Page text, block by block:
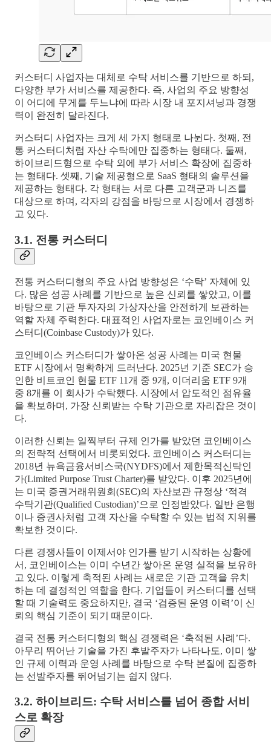
커스터디 사업자는 대체로 수탁 서비스를 기반으로 하되,
다양한 부가 서비스를 제공한다. 즉, 사업의 주요 방향성
이 어디에 무게를 두느냐에 따라 시장 내 포지셔닝과 경쟁
력이 완전히 달라진다.
커스터디 사업자는 크게 세 가지 형태로 나뉜다. 첫째, 전
통 커스터디처럼 자산 수탁에만 집중하는 형태다. 둘째,
하이브리드형으로 수탁 외에 부가 서비스 확장에 집중하
는 형태다. 셋째, 기술 제공형으로 SaaS 형태의 솔루션을
제공하는 형태다. 각 형태는 서로 다른 고객군과 니즈를
대상으로 하며, 각자의 강점을 바탕으로 시장에서 경쟁하
고 있다.
3.1. 전통 커스터디
전통 커스터디형의 주요 사업 방향성은 ‘수탁’ 자체에 있
다. 많은 성공 사례를 기반으로 높은 신뢰를 쌓았고, 이를
바탕으로 기관 투자자의 가상자산을 안전하게 보관하는
역할 자체 주력한다. 대표적인 사업자로는 코인베이스 커
스터디(Coinbase Custody)가 있다.
코인베이스 커스터디가 쌓아온 성공 사례는 미국 현물
ETF 시장에서 명확하게 드러난다. 2025년 기준 SEC가 승
인한 비트코인 현물 ETF 11개 중 9개, 이더리움 ETF 9개
중 8개를 이 회사가 수탁했다. 시장에서 압도적인 점유율
을 확보하며, 가장 신뢰받는 수탁 기관으로 자리잡은 것이
다.
이러한 신뢰는 일찍부터 규제 인가를 받았던 코인베이스
의 전략적 선택에서 비롯되었다. 코인베이스 커스터디는
2018년 뉴욕금융서비스국(NYDFS)에서 제한목적신탁인
가(Limited Purpose Trust Charter)를 받았다. 이후 2025년에
는 미국 증권거래위원회(SEC)의 자산보관 규정상 ‘적격
수탁기관(Qualified Custodian)’으로 인정받았다. 일반 은행
이나 증권사처럼 고객 자산을 수탁할 수 있는 법적 지위를
확보한 것이다.
다른 경쟁사들이 이제서야 인가를 받기 시작하는 상황에
서, 코인베이스는 이미 수년간 쌓아온 운영 실적을 보유하
고 있다. 이렇게 축적된 사례는 새로운 기관 고객을 유치
하는 데 결정적인 역할을 한다. 기업들이 커스터디를 선택
할 때 기술력도 중요하지만, 결국 ‘검증된 운영 이력’이 신
뢰의 핵심 기준이 되기 때문이다.
결국 전통 커스터디형의 핵심 경쟁력은 ‘축적된 사례’다.
아무리 뛰어난 기술을 가진 후발주자가 나타나도, 이미 쌓
인 규제 이력과 운영 사례를 바탕으로 수탁 본질에 집중하
는 선발주자를 뛰어넘기는 쉽지 않다.
3.2. 하이브리드: 수탁 서비스를 넘어 종합 서비
스로 확장